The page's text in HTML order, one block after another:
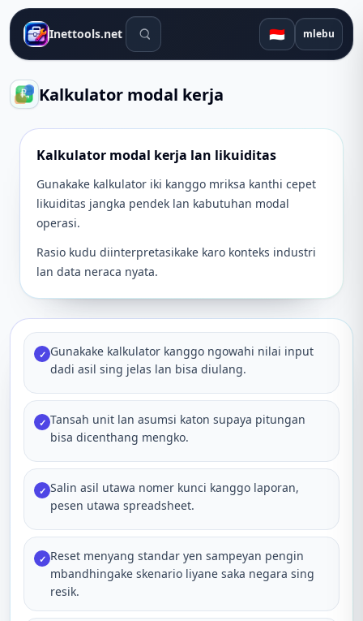
Inettools.net Alat telusuran 🇮🇩 mlebu
Kalkulator modal kerja
Kalkulator modal kerja lan likuiditas
Gunakake kalkulator iki kanggo mriksa kanthi cepet
likuiditas jangka pendek lan kabutuhan modal
operasi.
Rasio kudu diinterpretasikake karo konteks industri
lan data neraca nyata.
✓ Gunakake kalkulator kanggo ngowahi nilai input
dadi asil sing jelas lan bisa diulang.
✓ Tansah unit lan asumsi katon supaya pitungan
bisa dicenthang mengko.
✓ Salin asil utawa nomer kunci kanggo laporan,
pesen utawa spreadsheet.
✓ Reset menyang standar yen sampeyan pengin
mbandhingake skenario liyane saka negara sing
resik.